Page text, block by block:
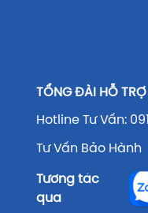
TỔNG ĐÀI HỖ TRỢ
Hotline Tư Vấn:
Tư Vấn Bảo Hành
Tương tác
qua